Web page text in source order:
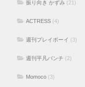
振り向き かずみ (21)
ACTRESS (4)
週刊プレイボーイ (3)
週刊平凡パンチ (2)
Momoco (3)